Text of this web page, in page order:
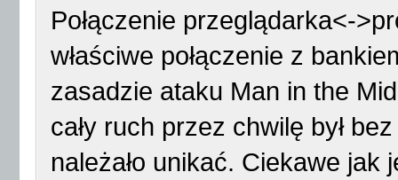
Połączenie przeglądarka<-
właściwe połączenie z
zasadzie ataku Man in the
cały ruch przez chwilę był
należało unikać. Ciekawe jak